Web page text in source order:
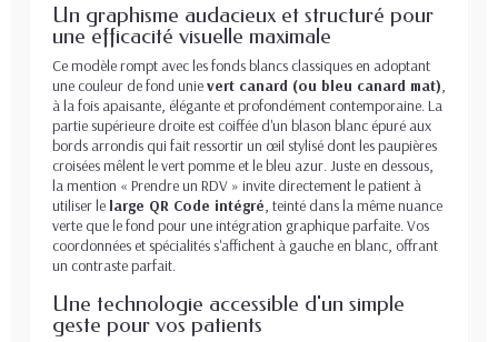
Un graphisme audacieux et structuré pour
une efficacité visuelle maximale
Ce modèle rompt avec les fonds blancs classiques en adoptant
une couleur de fond unievert canard (ou bleu canard mat),
à la fois apaisante, élégante et profondément contemporaine. La
partie supérieure droite est coiffée d'un blason blanc épuré aux
bords arrondis qui fait ressortir un œil stylisé dont les paupières
croisées mêlent le vert pomme et le bleu azur. Juste en dessous,
la mention « Prendre un RDV » invite directement le patient à
utiliser le large QR Code intégré, teinté dans la même nuance
verte que le fond pour une intégration graphique parfaite. Vos
coordonnées et spécialités s'affichent à gauche en blanc, offrant
un contraste parfait.
Une technologie accessible d'un simple
geste pour vos patients